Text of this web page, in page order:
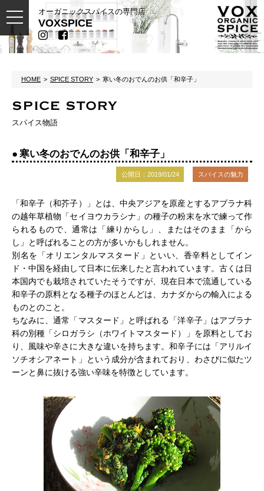
オーガニックスパイスの専門店
VOXSPICE
toggle
navigation
HOME SPICE STORY 寒い冬のおでんのお供「和辛子」
SPICE STORY
スパイス物語
寒い冬のおでんのお供「和辛子」
公開日：2019/01/24 スパイスの魅力
「和辛子（和芥子）」とは、中央アジアを原産とするアブラナ科
の越年草植物「セイヨウカラシナ」の種子の粉末を水で練って作
られるもので、通常は「練りからし」、またはそのまま「から
し」と呼ばれることの方が多いかもしれません。
別名を「オリエンタルマスタード」といい、香辛料としてイン
ド・中国を経由して日本に伝来したと言われています。古くは日
本国内でも栽培されていたそうですが、現在日本で流通している
和辛子の原料となる種子のほとんどは、カナダからの輸入による
ものとのこと。
ちなみに、通常「マスタード」と呼ばれる「洋辛子」はアブラナ
科の別種「シロガラシ（ホワイトマスタード）」を原料としてお
り、風味や辛さに大きな違いを持ちます。和辛子には「アリルイ
ソチオシアネート」という成分が含まれており、わさびに似たツ
ーンと鼻に抜ける強い辛味を特徴としています。